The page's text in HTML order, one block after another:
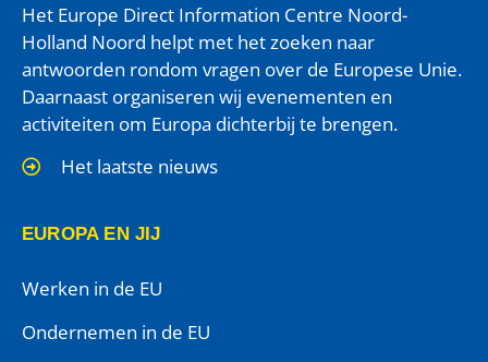
Het Europe Direct Information Centre Noord-
Holland Noord helpt met het zoeken naar
antwoorden rondom vragen over de Europese Unie.
Daarnaast organiseren wij evenementen en
activiteiten om Europa dichterbij te brengen.
Het laatste nieuws
EUROPA EN JIJ
Werken in de EU
Ondernemen in de EU